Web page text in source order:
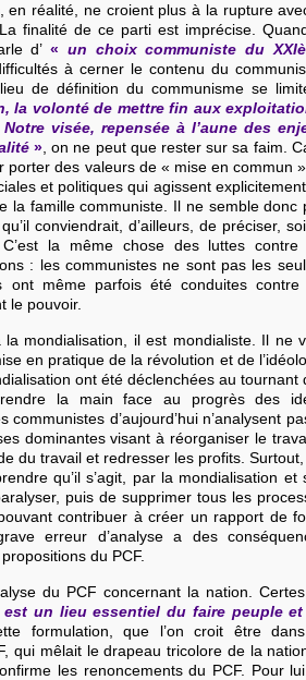
en réalité, ne croient plus à la rupture
finalité de ce parti est imprécise.
d’« un choix communiste du
à cerner le contenu du
de définition du communisme se
la volonté de mettre fin aux
visée, repensée à l’aune des
» , on ne peut que rester sur sa faim.
porter des valeurs de « mise en commun
et politiques qui agissent
la famille communiste. Il ne semble donc
, qu’il conviendrait, d’ailleurs, de préciser,
la même chose des luttes contre
: les communistes ne sont pas les
ont même parfois été conduites contre
le pouvoir.
mondialisation, il est mondialiste. Il ne
en pratique de la révolution et de
ont été déclenchées au tournant
la main face au progrès des
d’aujourd’hui n’analysent
dominantes visant à réorganiser le
du travail et redresser les profits.
qu’il s’agit, par la mondialisation et
puis de supprimer tous les
contribuer à créer un rapport de
erreur d’analyse a des
du PCF.
du PCF concernant la nation.
un lieu essentiel du faire peuple
formulation, que l’on croit être
qui mêlait le drapeau tricolore de la
les renoncements du PCF. Pour